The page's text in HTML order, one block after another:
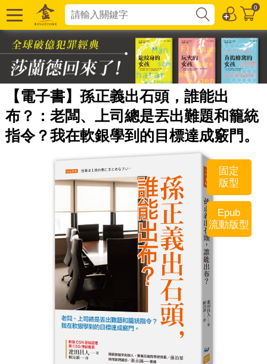
0
【電子書】孫正義出石頭，誰能出
布？：老闆、上司總是丟出難題和籠統
指令？我在軟銀學到的目標達成竅門。
固定
版型
Epub
流動版型